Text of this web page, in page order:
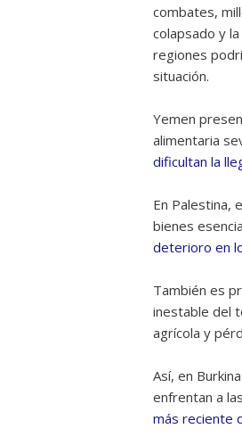
combates,
colapsado y
regiones
situación.
Yemen
alimentaria
dificultan la
En Palestina,
bienes
deterioro en
También es
inestable del
agrícola y
Así, en
enfrentan a
más reciente